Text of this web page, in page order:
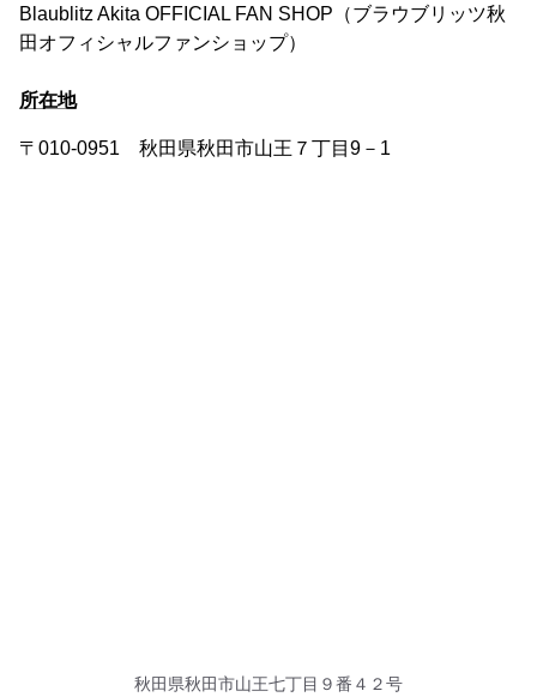
Blaublitz Akita OFFICIAL FAN SHOP（ブラウブリッツ秋
田オフィシャルファンショップ）
所在地
〒010-0951 秋田県秋田市山王７丁目9－1
秋田県秋田市山王七丁目９番４２号